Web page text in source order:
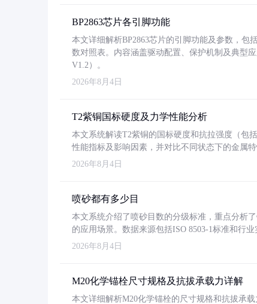
BP2863芯片各引脚功能
本文详细解析BP2863芯片的引脚功能及参数，
数对照表。内容涵盖驱动配置、保护机制及典型
V1.2）。
2026年8月4日
T2紫铜国标硬度及力学性能分析
本文系统解读T2紫铜的国标硬度和抗拉强度（包
性能指标及影响因素，并对比不同状态下的金属
2026年8月4日
喷砂都有多少目
本文系统介绍了喷砂目数的分级标准，重点分析
的应用场景。数据来源包括ISO 8503-1标准和行
2026年8月4日
M20化学锚栓尺寸规格及抗拔承载力详解
本文详细解析M20化学锚栓的尺寸规格和抗拔承